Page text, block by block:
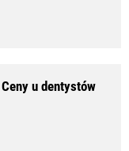
u dentystów